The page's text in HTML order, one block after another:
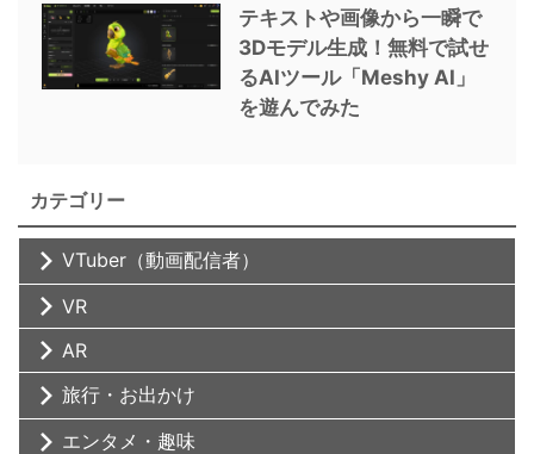
テキストや画像から一瞬で
3Dモデル生成！無料で試せ
るAIツール「Meshy AI」
を遊んでみた
カテゴリー
VTuber（動画配信者）
VR
AR
旅行・お出かけ
エンタメ・趣味